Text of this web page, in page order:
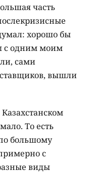
часть
хорошо бы
с одним моим
сами
вышли
То есть
большому
с
виды